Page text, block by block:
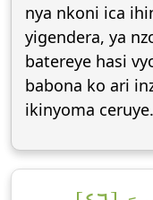
nya nkoni ica
yigendera, ya
batereye hasi
babona ko ari
ikinyoma ceruye.